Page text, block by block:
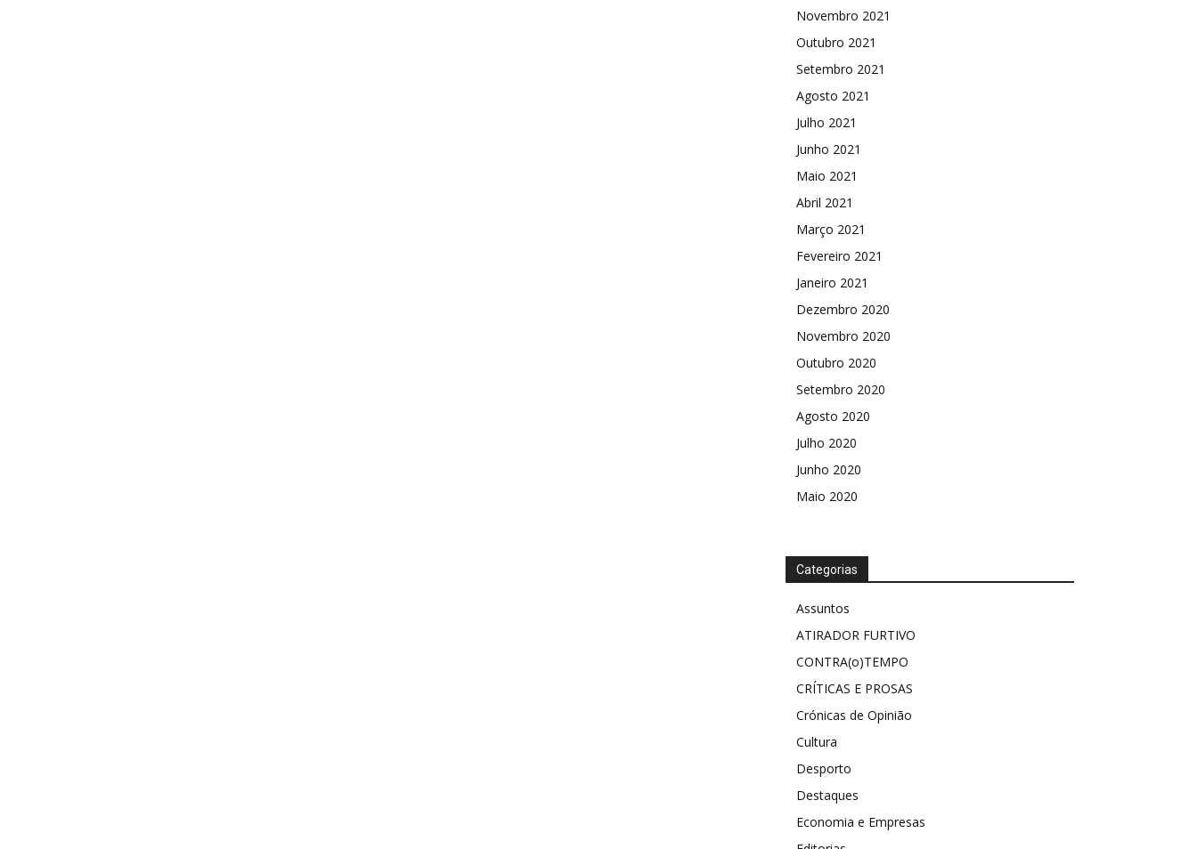
Novembro 2021
Outubro 2021
Setembro 2021
Agosto 2021
Julho 2021
Junho 2021
Maio 2021
Abril 2021
Março 2021
Fevereiro 2021
Janeiro 2021
Dezembro 2020
Novembro 2020
Outubro 2020
Setembro 2020
Agosto 2020
Julho 2020
Junho 2020
Maio 2020
Categorias
Assuntos
ATIRADOR FURTIVO
CONTRA(o)TEMPO
CRÍTICAS E PROSAS
Crónicas de Opinião
Cultura
Desporto
Destaques
Economia e Empresas